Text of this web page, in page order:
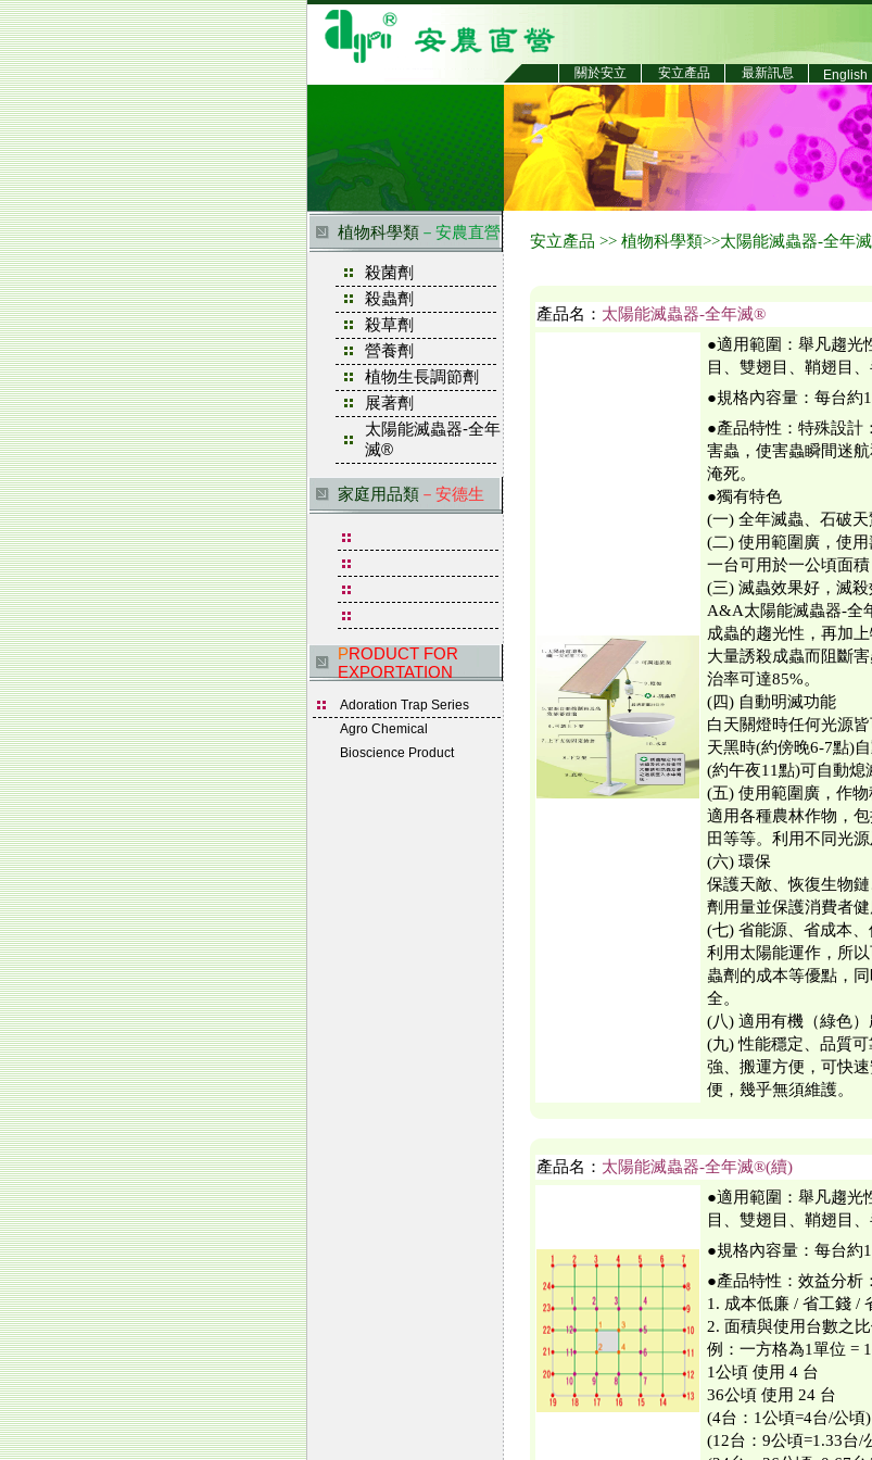
關於安立 安立產品 最新訊息 English
植物科學類 －安農直營
殺菌劑
殺蟲劑
殺草劑
營養劑
植物生長調節劑
展著劑
太陽能滅蟲器-全年
滅®
家庭用品類 －安德生
PRODUCT FOR
EXPORTATION
Adoration Trap Series
Agro Chemical
Bioscience Product
安立產品 >> 植物科學類>>太陽能滅蟲器-全年滅
產品名： 太陽能滅蟲器-全年滅®
●適用範圍：舉凡趨光
目、雙翅目、鞘翅目
●規格內容量：每台約
●產品特性：特殊設計
害蟲，使害蟲瞬間迷
淹死。
●獨有特色
(一) 全年滅蟲、石破天
(二) 使用範圍廣，使用
一台可用於一公頃面積
(三) 滅蟲效果好，滅殺
A&A太陽能滅蟲器-全
成蟲的趨光性，再加
大量誘殺成蟲而阻斷
治率可達85%。
(四) 自動明滅功能
白天關燈時任何光源
天黑時(約傍晚6-7點)
(約午夜11點)可自動熄
(五) 使用範圍廣，作物
適用各種農林作物，
田等等。利用不同光
(六) 環保
保護天敵、恢復生物
劑用量並保護消費者健
(七) 省能源、省成本
利用太陽能運作，所
蟲劑的成本等優點，
全。
(八) 適用有機（綠色）
(九) 性能穩定、品質
強、搬運方便，可快
便，幾乎無須維護。
產品名： 太陽能滅蟲器-全年滅®(續)
●適用範圍：舉凡趨光
目、雙翅目、鞘翅目
●規格內容量：每台約
●產品特性：效益分析：
1. 成本低廉 / 省工錢 /
2. 面積與使用台數之
例：一方格為1單位 =
1公頃 使用 4 台
36公頃 使用 24 台
(4台：1公頃=4台/公頃)
(12台：9公頃=1.33台/